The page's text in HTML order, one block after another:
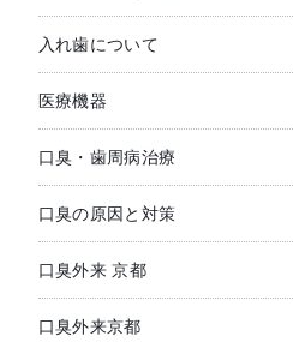
入れ歯について
医療機器
口臭・歯周病治療
口臭の原因と対策
口臭外来 京都
口臭外来京都